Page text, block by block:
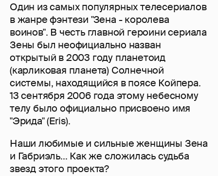
Один из самых популярных телесериалов
в жанре фэнтези "Зена - королева
воинов". В честь главной героини сериала
Зены был неофициально назван
открытый в 2003 году планетоид
(карликовая планета) Солнечной
системы, находящийся в поясе Койпера.
13 сентября 2006 года этому небесному
телу было официально присвоено имя
"Эрида" (Eris).
Наши любимые и сильные женщины Зена
и Габриэль... Как же сложилась судьба
звезд этого проекта?